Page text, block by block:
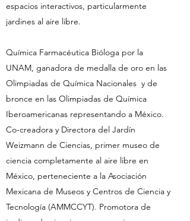
espacios interactivos, particularmente
jardines al aire libre.
Química Farmacéutica Bióloga por la
UNAM, ganadora de medalla de oro en las
Olimpiadas de Química Nacionales y de
bronce en las Olimpiadas de Química
Iberoamericanas representando a México.
Co-creadora y Directora del Jardín
Weizmann de Ciencias, primer museo de
ciencia completamente al aire libre en
México, perteneciente a la Asociación
Mexicana de Museos y Centros de Ciencia y
Tecnología (AMMCCYT). Promotora de